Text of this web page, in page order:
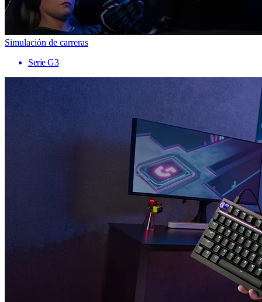
Simulación de carreras
Serie G3